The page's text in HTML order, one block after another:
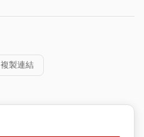
複製連結